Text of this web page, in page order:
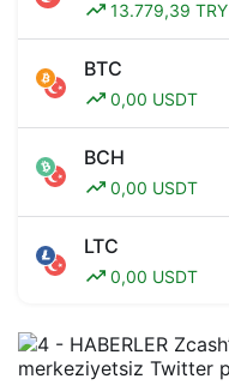
13.779,39 TRY
BTC
0,00 USDT
BCH
0,00 USDT
LTC
0,00 USDT